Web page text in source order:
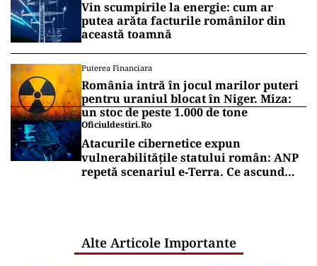
Vin scumpirile la energie: cum ar
putea arăta facturile românilor din
această toamnă
Puterea Financiara
România intră în jocul marilor puteri
pentru uraniul blocat în Niger. Miza:
un stoc de peste 1.000 de tone
Oficiuldestiri.ro
Atacurile cibernetice expun
vulnerabilitățile statului român: ANP
repetă scenariul e‑Terra. Ce ascund
Alte Articole Importante